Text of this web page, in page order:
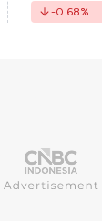
-0.68%